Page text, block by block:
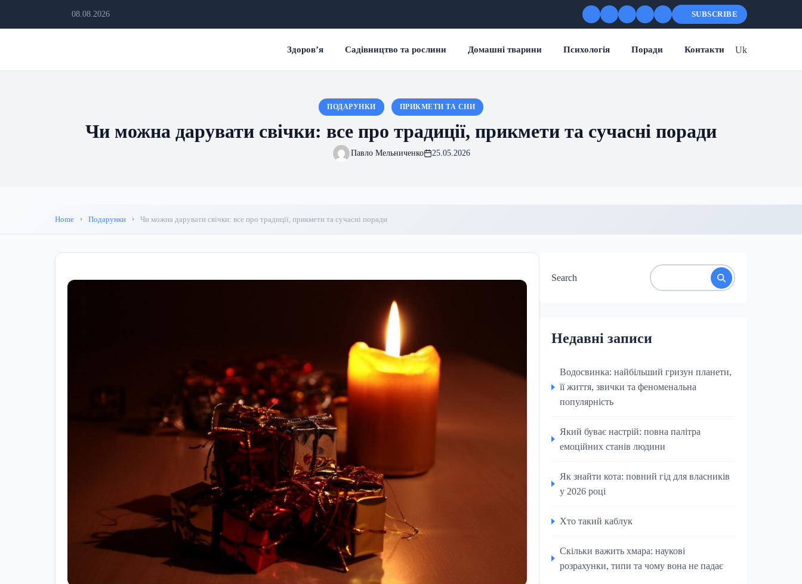
08.08.2026 SUBSCRIBE
Здоров’я Садівництво та рослини Домашні тварини Психологія Поради Контакти Uk
ПОДАРУНКИ ПРИКМЕТИ ТА СНИ
Чи можна дарувати свічки: все про традиції, прикмети та сучасні поради
Павло Мельниченко 25.05.2026
Home Подарунки Чи можна дарувати свічки: все про традиції, прикмети та сучасні поради
Search
Недавні записи
Водосвинка: найбільший гризун планети,
її життя, звички та феноменальна
популярність
Який буває настрій: повна палітра
емоційних станів людини
Як знайти кота: повний гід для власників
у 2026 році
Хто такий каблук
Скільки важить хмара: наукові
розрахунки, типи та чому вона не падає